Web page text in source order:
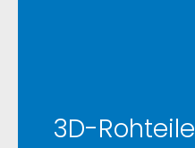
3D-Rohteile